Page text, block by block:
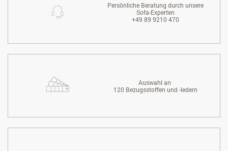
Persönliche Beratung durch unsere
Sofa-Experten
+49 89 9210 470
Auswahl an
120 Bezugsstoffen und -ledern